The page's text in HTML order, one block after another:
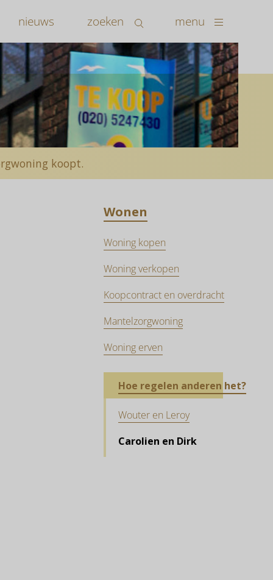
nieuws zoeken menu
koopt.
Wonen
Woning kopen
Woning verkopen
Koopcontract en overdracht
Mantelzorgwoning
Woning erven
Hoe regelen anderen het?
Wouter en Leroy
Carolien en Dirk